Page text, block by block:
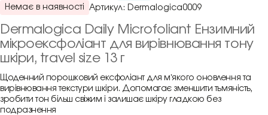
Немає в наявності Артикул: Dermalogica0009
Dermalogica Daily Microfoliant Ензимний
мікроексфоліант для вирівнювання тону
шкіри, travel size 13 г
Щоденний порошковий ексфоліант для мʼякого оновлення та
вирівнювання текстури шкіри. Допомагає зменшити тьмяність,
зробити тон більш свіжим і залишає шкіру гладкою без
подразнення